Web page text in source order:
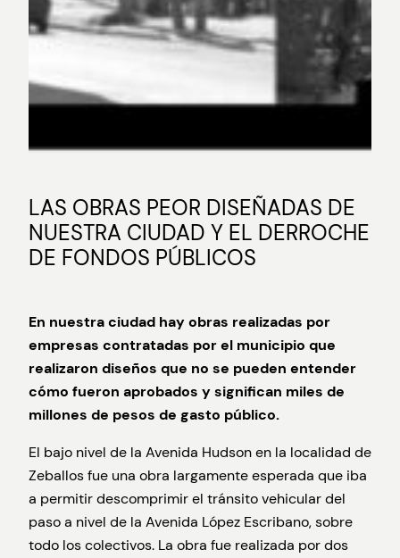
LAS OBRAS PEOR DISEÑADAS DE
NUESTRA CIUDAD Y EL DERROCHE
DE FONDOS PÚBLICOS
En nuestra ciudad hay obras realizadas por
empresas contratadas por el municipio que
realizaron diseños que no se pueden entender
cómo fueron aprobados y significan miles de
millones de pesos de gasto público.
El bajo nivel de la Avenida Hudson en la localidad de
Zeballos fue una obra largamente esperada que iba
a permitir descomprimir el tránsito vehicular del
paso a nivel de la Avenida López Escribano, sobre
todo los colectivos. La obra fue realizada por dos